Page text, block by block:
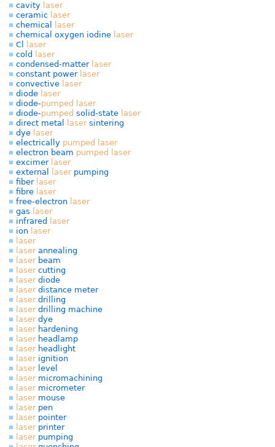
cavity laser
ceramic laser
chemical
laser
chemical oxygen iodine laser
Cl
laser
cold
laser
condensed-matter laser
constant power laser
convective laser
diode laser
diode-pumped
laser
diode-pumped solid-state laser
direct metal
lasersintering
dye laser
electrically pumped
laser
electron beam pumped
laser
excimer laser
external
laserpumping
fiber laser
fibre laser
free-electron laser
gas
laser
infrared
laser
ion laser
laser
laserannealing
laserbeam
lasercutting
laserdiode
laserdistance meter
laserdrilling
laserdrilling machine
laserdye
laserhardening
laserheadlamp
laserheadlight
laserignition
laserlevel
lasermicromachining
lasermicrometer
lasermouse
laserpen
laserpointer
laserprinter
laserpumping